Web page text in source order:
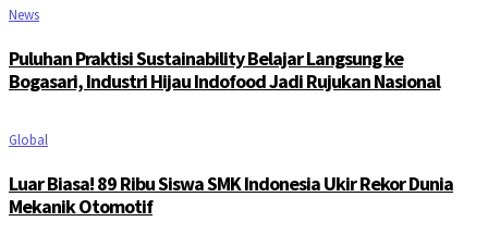
News
Puluhan Praktisi Sustainability Belajar Langsung ke
Bogasari, Industri Hijau Indofood Jadi Rujukan Nasional
Global
Luar Biasa! 89 Ribu Siswa SMK Indonesia Ukir Rekor Dunia
Mekanik Otomotif